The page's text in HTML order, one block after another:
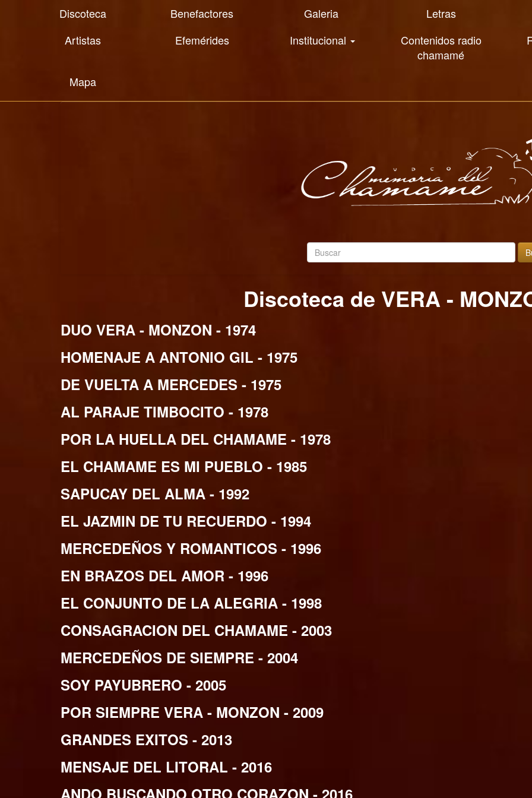
Discoteca Benefactores Galeria
Letras
Artistas
Efemérides Institucional
Contenidos radio
chamamé
Mapa
Discoteca de VERA -
DUO VERA - MONZON - 1974
HOMENAJE A ANTONIO GIL - 1975
DE VUELTA A MERCEDES - 1975
AL PARAJE TIMBOCITO - 1978
POR LA HUELLA DEL CHAMAME - 1978
EL CHAMAME ES MI PUEBLO - 1985
SAPUCAY DEL ALMA - 1992
EL JAZMIN DE TU RECUERDO - 1994
MERCEDEÑOS Y ROMANTICOS - 1996
EN BRAZOS DEL AMOR - 1996
EL CONJUNTO DE LA ALEGRIA - 1998
CONSAGRACION DEL CHAMAME - 2003
MERCEDEÑOS DE SIEMPRE - 2004
SOY PAYUBRERO - 2005
POR SIEMPRE VERA - MONZON - 2009
GRANDES EXITOS - 2013
MENSAJE DEL LITORAL - 2016
ANDO BUSCANDO OTRO CORAZON - 2016